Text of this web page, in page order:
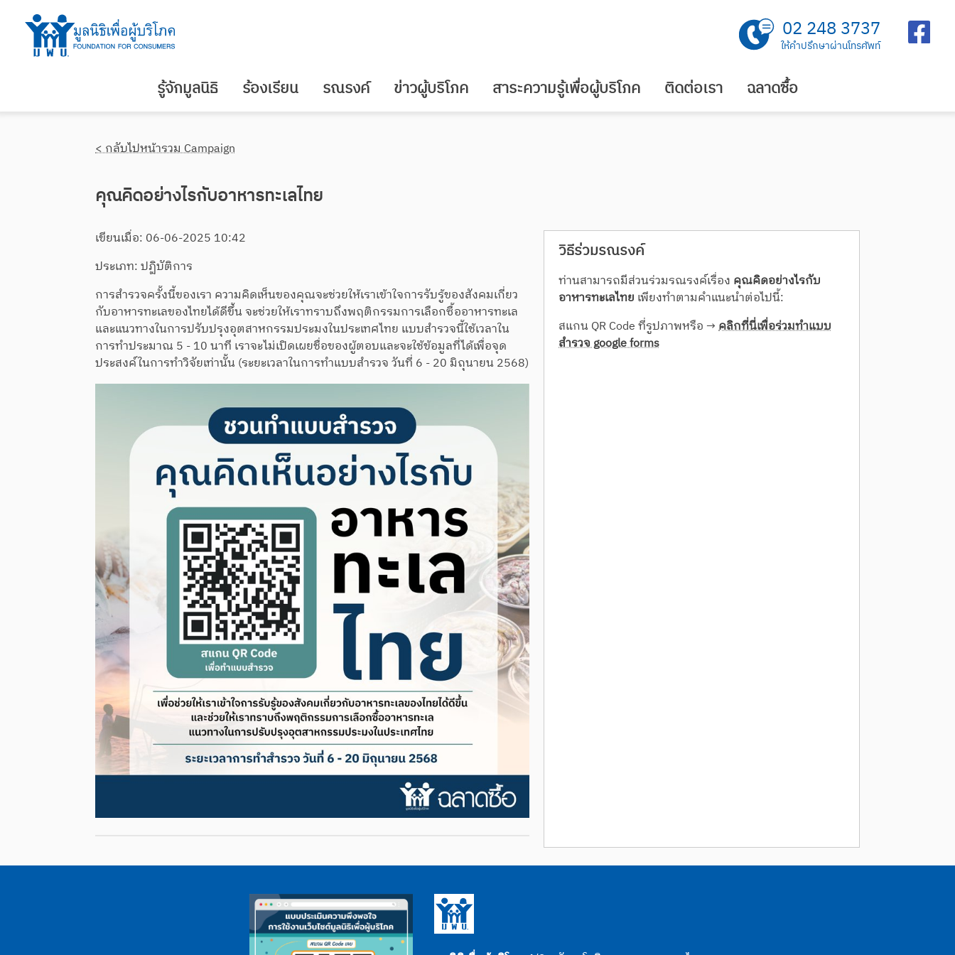
02 248 3737
ให้คำปรึกษาผ่านโทรศัพท์
รู้จักมูลนิธิ ร้องเรียน รณรงค์ ข่าวผู้บริโภค สาระความรู้เพื่อผู้บริโภค ติดต่อเรา ฉลาดซื้อ
< กลับไปหน้ารวม Campaign
คุณคิดอย่างไรกับอาหารทะเลไทย
เขียนเมื่อ: 06-06-2025 10:42
ประเภท: ปฏิบัติการ
การสำรวจครั้งนี้ของเรา ความคิดเห็นของคุณจะช่วยให้เราเข้าใจการรับรู้ของสังคมเกี่ยว
กับอาหารทะเลของไทยได้ดีขึ้น จะช่วยให้เราทราบถึงพฤติกรรมการเลือกซื้ออาหารทะเล
และแนวทางในการปรับปรุงอุตสาหกรรมประมงในประเทศไทย แบบสำรวจนี้ใช้เวลาใน
การทำประมาณ 5 - 10 นาที เราจะไม่เปิดเผยชื่อของผู้ตอบและจะใช้ข้อมูลที่ได้เพื่อจุด
ประสงค์ในการทำวิจัยเท่านั้น (ระยะเวลาในการทำแบบสำรวจ วันที่ 6 - 20 มิถุนายน 2568)
วิธีร่วมรณรงค์
ท่านสามารถมีส่วนร่วมรณรงค์เรื่อง คุณคิดอย่างไรกับ
อาหารทะเลไทย เพียงทำตามคำแนะนำต่อไปนี้:
สแกน QR Code ที่รูปภาพหรือ →คลิกที่นี่เพื่อร่วมทำแบบ
สำรวจ google forms